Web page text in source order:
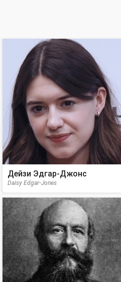
Дейзи Эдгар-Джонс
Daisy Edgar-Jones